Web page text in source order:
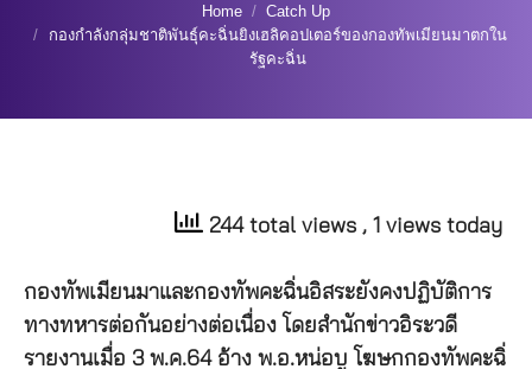
Home
Catch Up
กองกำลังกลุ่มชาติพันธุ์คะฉิ่นยิงเฮลิคอปเตอร์ของกองทัพเมียนมาตกใน
รัฐคะฉิ่น
244 total views , 1 views today
กองทัพเมียนมาและกองทัพคะฉิ่นอิสระยังคงปฏิบัติการ
ทางทหารต่อกันอย่างต่อเนื่อง โดยสำนักข่าวอิระวดี
รายงานเมื่อ 3 พ.ค.64 อ้าง พ.อ.หน่อบู โฆษกกองทัพคะฉิ่